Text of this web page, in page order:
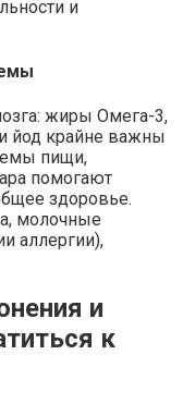
и
жиры Омега-3,
йод крайне важны
пищи,
помогают
здоровье.
молочные
аллергии),
и
к